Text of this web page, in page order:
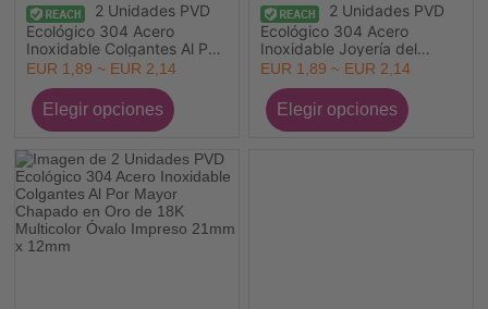
2 Unidades PVD
Ecológico 304 Acero
Inoxidable Colgantes Al Por
Mayor Chapado en Oro de
Mascota Impreso 19mm x
14mm
EUR 1,89 ~ EUR 2,14
2 Unidades PVD
Ecológico 304 Acero
Inoxidable Joyería del
océano Colgantes Al Por
18K Multicolor Gota
Animales Marinos Impreso
21mm x 12mm
EUR 1,89 ~ EUR 2,14